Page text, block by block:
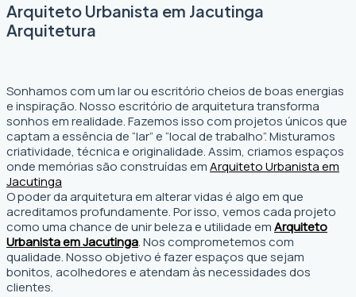
Arquiteto Urbanista em Jacutinga
Arquitetura
Sonhamos com um lar ou escritório cheios de boas energias
e inspiração. Nosso escritório de arquitetura transforma
sonhos em realidade. Fazemos isso com projetos únicos que
captam a essência de “lar” e “local de trabalho”. Misturamos
criatividade, técnica e originalidade. Assim, criamos espaços
onde memórias são construídas emArquiteto Urbanista em
Jacutinga
O poder da arquitetura em alterar vidas é algo em que
acreditamos profundamente. Por isso, vemos cada projeto
como uma chance de unir beleza e utilidade emArquiteto
Urbanista em Jacutinga. Nos comprometemos com
qualidade. Nosso objetivo é fazer espaços que sejam
bonitos, acolhedores e atendam às necessidades dos
clientes.